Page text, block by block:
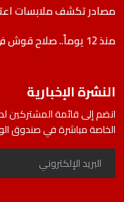
مصادر تكشف ملابسات
منذ 12 يوماً.. صلاح قوش في بورتسودان
النشرة الإخبارية
انضم إلى قائمة المشتركين
الخاصة مباشرة في صندوق